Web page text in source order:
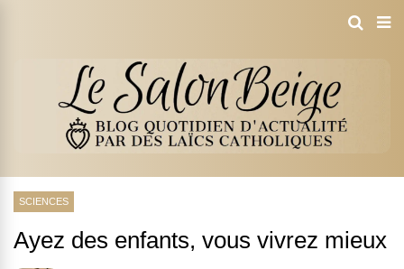
SCIENCES
Ayez des enfants, vous vivrez mieux